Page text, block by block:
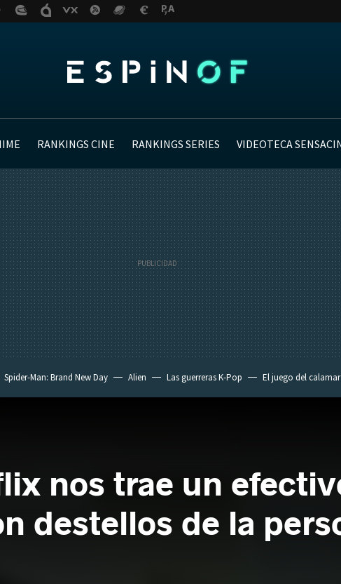
RANKINGS CINE RANKINGS SERIES VIDEOTECA
Spider-Man: Brand New Day Alien Las guerreras K-Pop El juego del calamar
nos trae un
destellos de la